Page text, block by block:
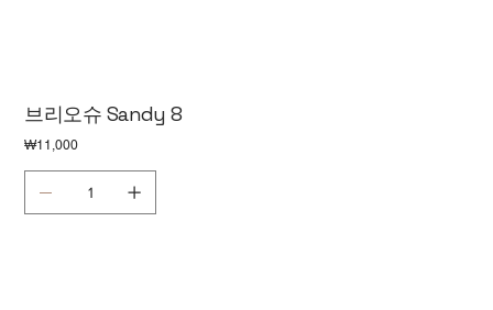
브리오슈 Sandy 8
가
₩11,000